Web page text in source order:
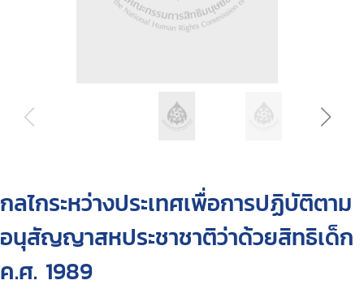
กลไกระหว่างประเทศเพื่อการปฏิบัติตาม
อนุสัญญาสหประชาชาติว่าด้วยสิทธิเด็ก
ค.ศ. 1989